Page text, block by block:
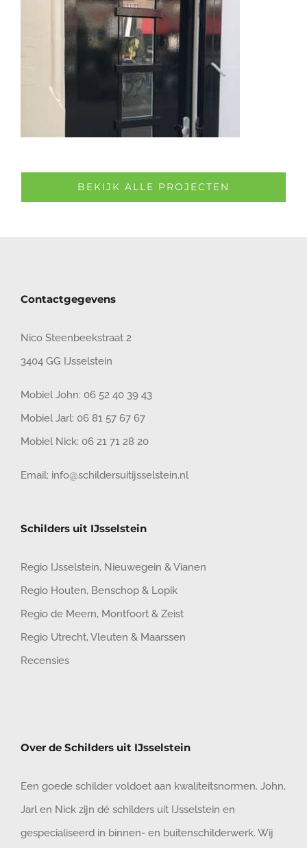
BEKIJK ALLE PROJECTEN
Contactgegevens
Nico Steenbeekstraat 2
3404 GG IJsselstein
Mobiel John: 06 52 40 39 43
Mobiel Jarl: 06 81 57 67 67
Mobiel Nick: 06 21 71 28 20
Email: info@schildersuitijsselstein.nl
Schilders uit IJsselstein
Regio IJsselstein, Nieuwegein &Vianen
Regio Houten, Benschop & Lopik
Regio de Meern, Montfoort & Zeist
Regio Utrecht,Vleuten & Maarssen
Recensies
Over de Schilders uit IJsselstein
Een goede schilder voldoet aan kwaliteitsnormen. John,
Jarl en Nick zijn dé schilders uit IJsselstein en
gespecialiseerd in binnen- en buitenschilderwerk. Wij